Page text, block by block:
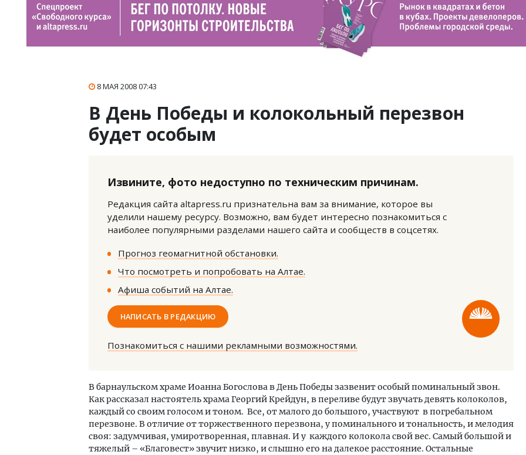
8 МАЯ 200807:43
В День Победы и колокольный перезвон
будет особым
Извините, фото недоступно по техническим причинам.
Редакция сайта altapress.ru признательна вам за внимание, которое вы
уделили нашему ресурсу. Возможно, вам будет интересно познакомиться с
наиболее популярными разделами нашего сайта и сообществ в соцсетях.
Прогноз геомагнитной обстановки.
Что посмотреть и попробовать на Алтае.
Афиша событий на Алтае.
НАПИСАТЬ В РЕДАКЦИЮ
Познакомиться с нашими рекламными возможностями.
В барнаульском храме Иоанна Богослова в День Победы зазвенит особый поминальный звон.
Как рассказал настоятель храма Георгий Крейдун, в переливе будут звучать девять колоколов,
каждый со своим голосом и тоном. Все, от малого до большого, участвуют в погребальном
перезвоне. В отличие от торжественного перезвона, у поминального и тональность, и мелодия
своя: задумчивая, умиротворенная, плавная. И у каждого колокола свой вес. Самый большой и
тяжелый – «Благовест» звучит низко, и слышно его на далекое расстояние. Остальные
ЗИАС — об эстетике городов,
трендах в фасадах и развитии рынка
СТРОИТЕЛЬСТВО
Гатилов — о том, как
оставаться на плаву,
штормит
СТРОИТЕЛЬСТВО